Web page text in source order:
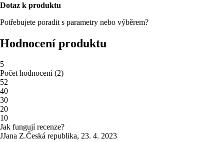
Dotaz k produktu
Potřebujete poradit s parametry nebo výběrem?
Hodnocení produktu
5
Počet hodnocení(2)
52
40
30
20
10
Jak fungují recenze?
JJana Z.Česká republika, 23. 4. 2023